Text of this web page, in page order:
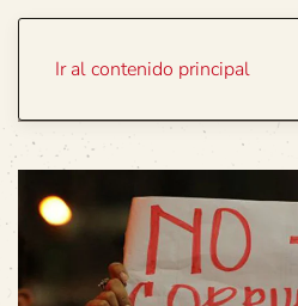
Ir al contenido principal